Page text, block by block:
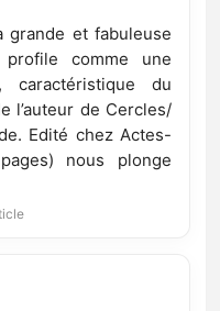
grande et fabuleuse
comme une
caractéristique du
l’auteur de Cercles/
Edité chez Actes-
nous plonge